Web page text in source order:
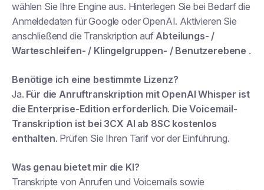
wählen Sie Ihre Engine aus. Hinterlegen Sie bei Bedarf die
Anmeldedaten für Google oder OpenAI. Aktivieren Sie
anschließend die Transkription aufAbteilungs- /
Warteschleifen- / Klingelgruppen- / Benutzerebene .
Benötige ich eine bestimmte Lizenz?
Ja. Für die Anruftranskription mit OpenAI Whisper ist
die Enterprise-Edition erforderlich. Die Voicemail-
Transkription ist bei 3CX AI ab 8SC kostenlos
enthalten. Prüfen Sie Ihren Tarif vor der Einführung.
Was genau bietet mir die KI?
Transkripte von Anrufen und Voicemails sowie